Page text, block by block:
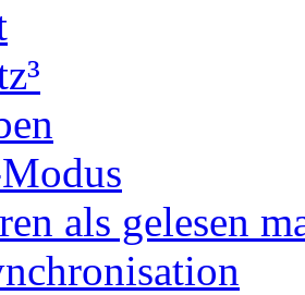
als gelesen